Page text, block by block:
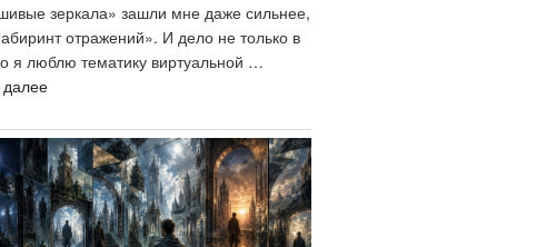
зеркала» зашли мне даже сильнее,
отражений». И дело не только в
я люблю тематику виртуальной …
далее«Отзыв
книге
«Фальшивые
зеркала»
Сергея
Лукьяненко»